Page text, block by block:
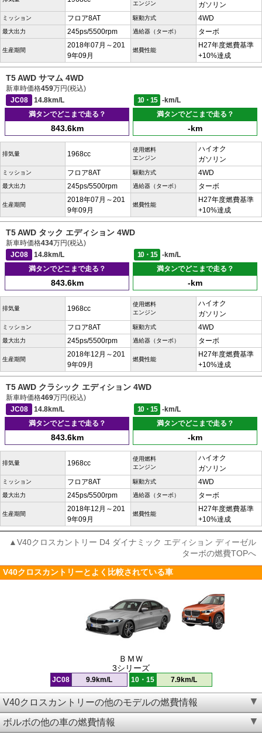
エンジン ガソリン
ミッション フロア8AT 駆動方式 4WD
最大出力 245ps/5500rpm 過給器（ターボ） ターボ
生産期間
2018年07月～201
9年09月
燃費性能
H27年度燃費基準
+10%達成
T5 AWD サマム 4WD
新車時価格459万円(税込)
JC08
14.8km/L 10・15
-km/L
満タンでどこまで走る？
843.6km
満タンでどこまで走る？
-km
排気量 1968cc
使用燃料
エンジン
ハイオク
ガソリン
ミッション フロア8AT 駆動方式 4WD
最大出力 245ps/5500rpm 過給器（ターボ） ターボ
生産期間
2018年07月～201
9年09月
燃費性能
H27年度燃費基準
+10%達成
T5 AWD タック エディション 4WD
新車時価格434万円(税込)
JC08
14.8km/L 10・15
-km/L
満タンでどこまで走る？
843.6km
満タンでどこまで走る？
-km
排気量 1968cc
使用燃料
エンジン
ハイオク
ガソリン
ミッション フロア8AT 駆動方式 4WD
最大出力 245ps/5500rpm 過給器（ターボ） ターボ
生産期間
2018年12月～201
9年09月
燃費性能
H27年度燃費基準
+10%達成
T5 AWD クラシック エディション 4WD
新車時価格469万円(税込)
JC08
14.8km/L 10・15
-km/L
満タンでどこまで走る？
843.6km
満タンでどこまで走る？
-km
排気量 1968cc
使用燃料
エンジン
ハイオク
ガソリン
ミッション フロア8AT 駆動方式 4WD
最大出力 245ps/5500rpm 過給器（ターボ） ターボ
生産期間
2018年12月～201
9年09月
燃費性能
H27年度燃費基準
+10%達成
▲V40クロスカントリー D4 ダイナミック エディション ディーゼル
ターボの燃費TOPへ
V40クロスカントリーとよく比較されている車
ＢＭＷ
3シリーズ
JC08 9.9km/L 10・15 7.9km/L
V40クロスカントリーの他のモデルの燃費情報
ボルボの他の車の燃費情報